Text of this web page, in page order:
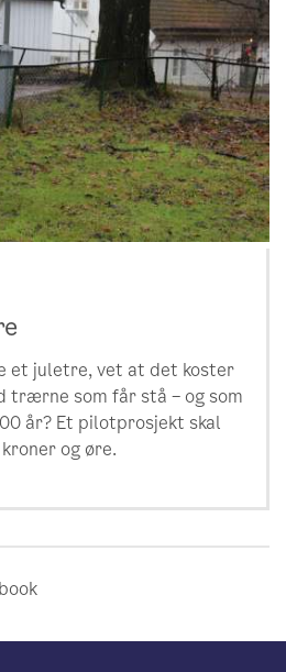
et juletre, vet at det koster
trærne som får stå – og som
år? Et pilotprosjekt skal
og øre.